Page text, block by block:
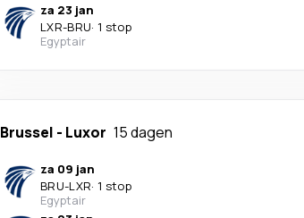
za 23 jan
LXR-BRU· 1 stop
Egyptair
Brussel - Luxor 15 dagen
za 09 jan
BRU-LXR· 1 stop
Egyptair